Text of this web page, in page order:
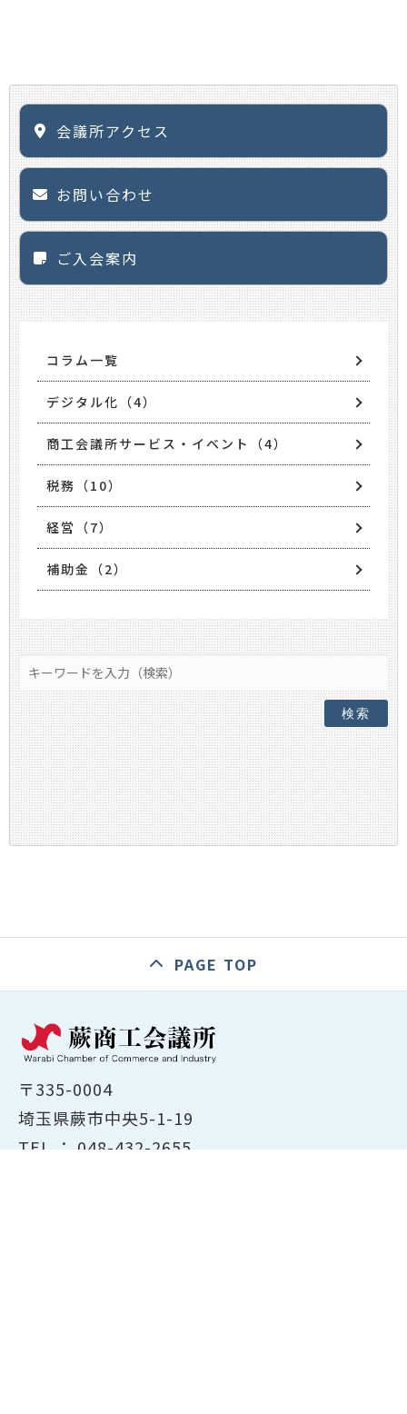
会議所アクセス
お問い合わせ
ご入会案内
コラム一覧
デジタル化（4）
商工会議所サービス・イベント（4）
税務（10）
経営（7）
補助金（2）
検索
PAGE TOP
〒335-0004
埼玉県蕨市中央5-1-19
TEL ： 048-432-2655